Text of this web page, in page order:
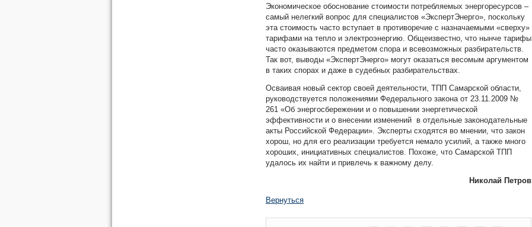
Экономическое обоснование стоимости потребляемых энергоресурсов –
самый нелегкий вопрос для специалистов «ЭкспертЭнерго», поскольку
эта стоимость часто вступает в противоречие с назначаемыми «сверху»
тарифами на тепло и электроэнергию. Общеизвестно, что нынче тарифы
часто оказываются предметом спора и всевозможных разбирательств.
Так вот, выводы «ЭкспертЭнерго» могут оказаться весомым аргументом
в таких спорах и даже в судебных разбирательствах.
Осваивая новый сектор своей деятельности, ТПП Самарской области,
руководствуется положениями Федерального закона от 23.11.2009 №
261 «Об энергосбережении и о повышении энергетической
эффективности и о внесении изменений в отдельные законодательные
акты Российской Федерации». Эксперты сходятся во мнении, что закон
хорош, но для его реализации требуется немало усилий, а также много
хороших, инициативных специалистов. Похоже, что Самарской ТПП
удалось их найти и привлечь к важному делу.
Николай Петров
Вернуться